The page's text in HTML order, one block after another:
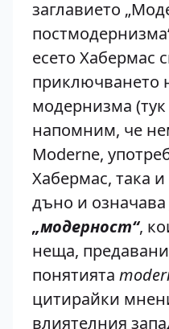
заглавието
есето Хабермас
приключването
модернизма
напомним, че
Moderne,
Хабермас, така
дъно и означава
„модерност“,
неща,
понятията
цитирайки
влиятелния